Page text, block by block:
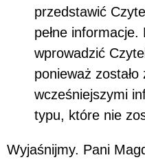
przedstawić
pełne informacje.
wprowadzić
ponieważ
wcześniejszymi
typu, które nie
Wyjaśnijmy. Pani